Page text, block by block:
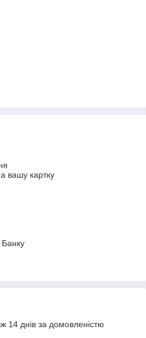
вашу картку
14 днів за домовленістю